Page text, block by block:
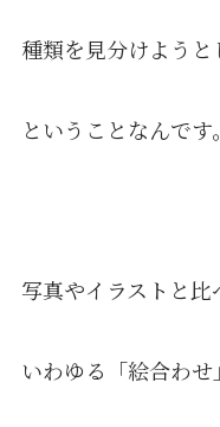
種類を見分けようと
ということなんです。
写真やイラストと比
いわゆる「絵合わせ